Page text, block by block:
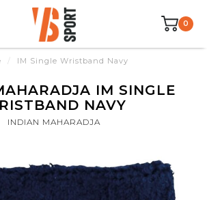
0
/ IM Single Wristband Navy
IM SINGLE
NAVY
INDIAN MAHARADJA